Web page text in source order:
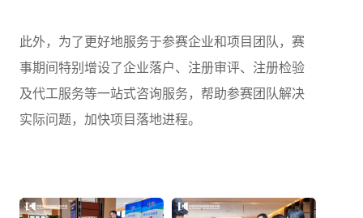
此外，为了更好地服务于参赛企业和项目团队，赛
事期间特别增设了企业落户、注册审评、注册检验
及代工服务等一站式咨询服务，帮助参赛团队解决
实际问题，加快项目落地进程。